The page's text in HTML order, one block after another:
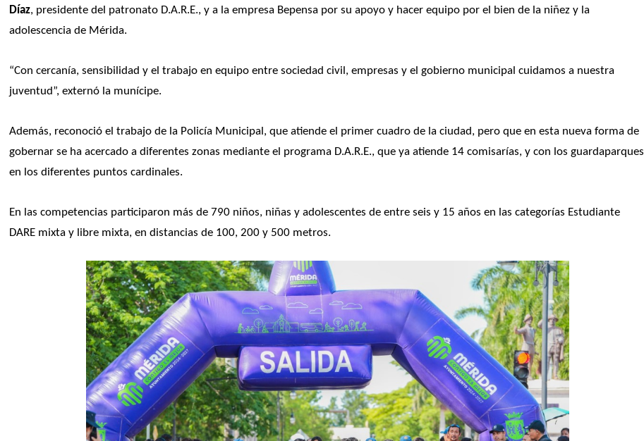
Díaz, presidente del patronato D.A.R.E., y a la empresa Bepensa por su apoyo y hacer equipo por el bien de la niñez y la
adolescencia de Mérida.
“Con cercanía, sensibilidad y el trabajo en equipo entre sociedad civil, empresas y el gobierno municipal cuidamos a nuestra
juventud”, externó la munícipe.
Además, reconoció el trabajo de la Policía Municipal, que atiende el primer cuadro de la ciudad, pero que en esta nueva forma de
gobernar se ha acercado a diferentes zonas mediante el programa D.A.R.E., que ya atiende 14 comisarías, y con los guardaparques
en los diferentes puntos cardinales.
En las competencias participaron más de 790 niños, niñas y adolescentes de entre seis y 15 años en las categorías Estudiante
DARE mixta y libre mixta, en distancias de 100, 200 y 500 metros.